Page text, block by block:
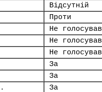
Відсутній
Проти
Не голосував
Не голосував
Не голосував
За
За
За